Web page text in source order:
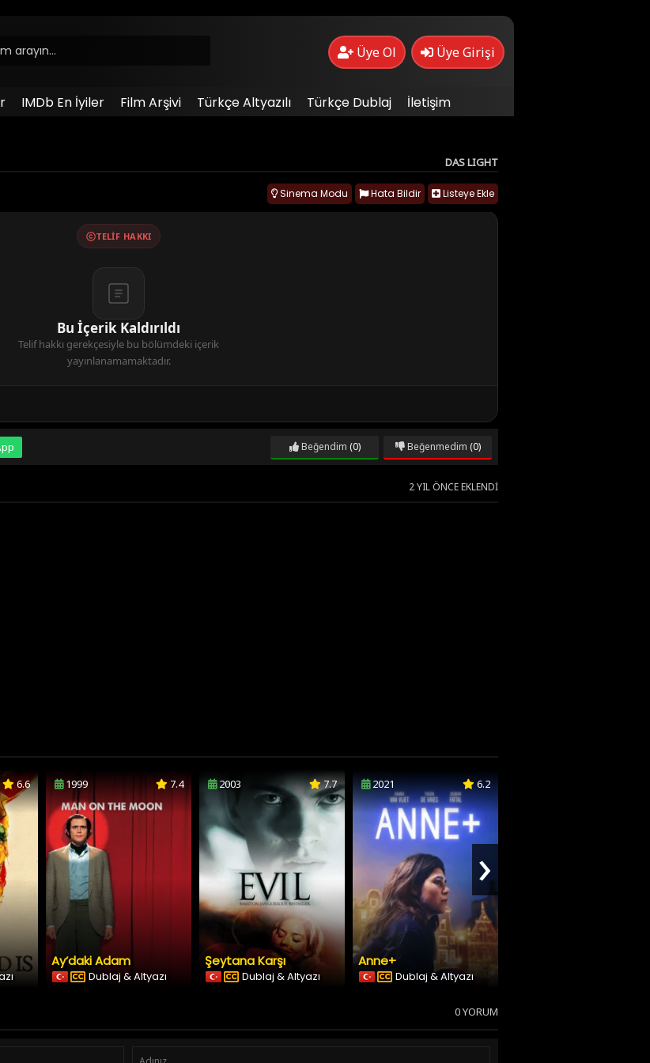
Üye Ol Üye Girişi
IMDb En İyiler Film Arşivi Türkçe Altyazılı Türkçe Dublaj İletişim
DAS LIGHT
Listeye Ekle
Hata Bildir
Sinema Modu
TELIF HAKKI
Bu İçerik Kaldırıldı
Telif hakkı gerekçesiyle bu bölümdeki içerik
yayınlanamamaktadır.
Beğendim (0) Beğenmedim (0)
2 YIL ÖNCE EKLENDI
6.6 1999 7.4
Ay’daki Adam
Dublaj & Altyazı
2003 7.7
Şeytana Karşı
Dublaj & Altyazı
2021 6.2
Anne+
Dublaj & Altyazı
›
0 YORUM